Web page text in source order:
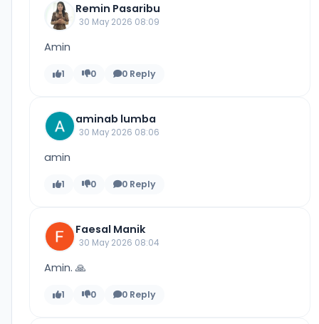
Remin Pasaribu
30 May 2026 08:09
Amin
1 0 0 Reply
aminab lumba
30 May 2026 08:06
amin
1 0 0 Reply
Faesal Manik
30 May 2026 08:04
Amin. 🙏
1 0 0 Reply